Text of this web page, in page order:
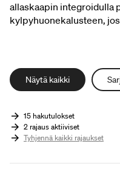
allaskaapin integroidulla
kylpyhuonekalusteen,
Näytä kaikki
15 hakutulokset
2 rajaus aktiiviset
Tyhjennä kaikki rajaukset